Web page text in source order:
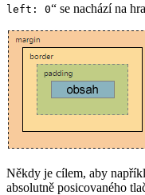
left: 0“ se nachází na
Někdy je cílem, aby
absolutně posicovaného